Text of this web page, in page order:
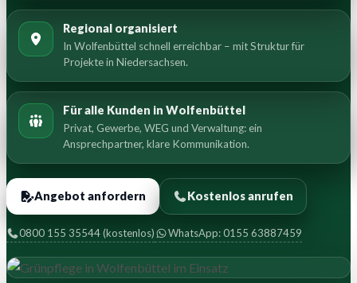
Regional organisiert
In Wolfenbüttel schnell erreichbar – mit Struktur für
Projekte in Niedersachsen.
Für alle Kunden in Wolfenbüttel
Privat, Gewerbe, WEG und Verwaltung: ein
Ansprechpartner, klare Kommunikation.
Angebot anfordern Kostenlos anrufen
0800 155 35544 (kostenlos) WhatsApp: 0155 63887459